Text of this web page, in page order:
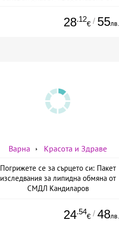
28.12
€ / 55лв.
Варна Красота и Здраве
Погрижете се за сърцето си: Пакет
изследвания за липидна обмяна от
СМДЛ Кандиларов
24.54
€ / 48лв.